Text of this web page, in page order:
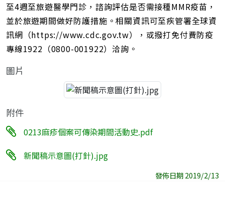
至4週至旅遊醫學門診，諮詢評估是否需接種MMR疫苗，
並於旅遊期間做好防護措施。相關資訊可至疾管署全球資
訊網（https://www.cdc.gov.tw），或撥打免付費防疫
專線1922（0800-001922）洽詢。
圖片
附件
0213麻疹個案可傳染期間活動史.pdf
新聞稿示意圖(打針).jpg
發佈日期 2019/2/13